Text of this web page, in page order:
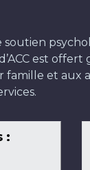
soutien
est
famille et aux
: